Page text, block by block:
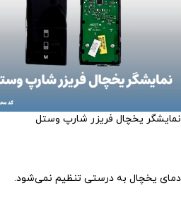
نمایشگر یخچال فریزر شارپ وستل
دمای یخچال به درستی تنظیم نمی‌شود.